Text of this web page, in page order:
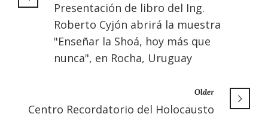
Presentación de libro del Ing.
Roberto Cyjón abrirá la muestra
"Enseñar la Shoá, hoy más que
nunca", en Rocha, Uruguay
Older
Centro Recordatorio del Holocausto